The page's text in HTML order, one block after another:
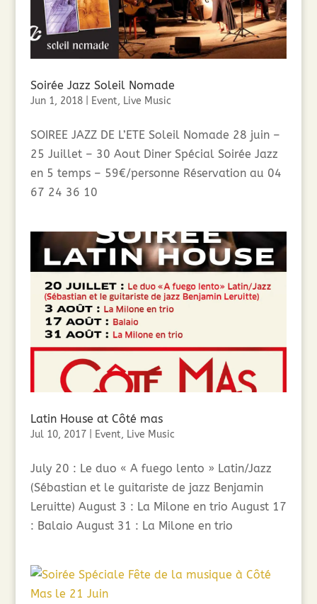
Soirée Jazz Soleil Nomade
Jun 1, 2018| Event, Live Music
SOIREE JAZZ DE L’ETE Soleil Nomade 28 juin –
25 Juillet – 30 Aout Diner Spécial Soirée Jazz
en 5 temps – 59€/personne Réservation au 04
67 24 36 10
Latin House at Côté mas
Jul 10, 2017| Event, Live Music
July 20 : Le duo « A fuego lento » Latin/Jazz
(Sébastian et le guitariste de jazz Benjamin
Leruitte) August 3 : La Milone en trio August 17
: Balaio August 31 : La Milone en trio